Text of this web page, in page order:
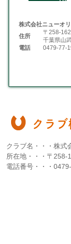
株式会社ニューオ
住所
〒258-
千葉県山
電話
0479-77-
クラ
クラブ名・・・株式
所在地・・・〒258-
電話番号・・・